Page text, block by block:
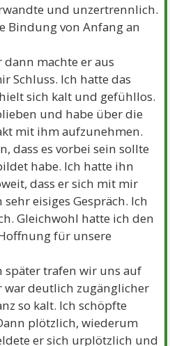
und unzertrennlich.
Bindung von Anfang an
dann machte er aus
Schluss. Ich hatte das
sich kalt und gefühllos.
und habe über die
mit ihm aufzunehmen.
dass es vorbei sein sollte
habe. Ich hatte ihn
dass er sich mit mir
eisiges Gespräch. Ich
Gleichwohl hatte ich den
für unsere
später trafen wir uns auf
war deutlich zugänglicher
so kalt. Ich schöpfte
plötzlich, wiederum
er sich urplötzlich und